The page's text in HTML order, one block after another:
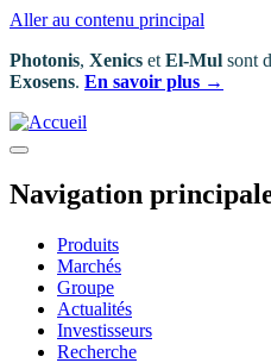
Aller au contenu principal
Photonis, Xenics et El-Mul sont
Exosens. En savoir plus →
Navigation
Produits
Marchés
Groupe
Actualités
Investisseurs
Recherche